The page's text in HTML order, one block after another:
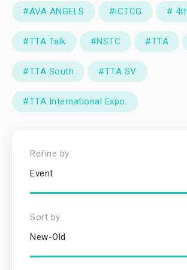
#AVA ANGELS #iCTCG #
#TTA Talk #NSTC #TTA
#TTA South #TTA SV
#TTA International Expo.
Refine by
Event
Sort by
New-Old